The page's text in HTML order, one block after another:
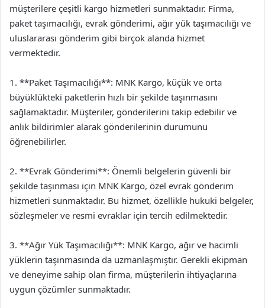
müşterilere çeşitli kargo hizmetleri sunmaktadır. Firma,
paket taşımacılığı, evrak gönderimi, ağır yük taşımacılığı ve
uluslararası gönderim gibi birçok alanda hizmet
vermektedir.
1. **Paket Taşımacılığı**: MNK Kargo, küçük ve orta
büyüklükteki paketlerin hızlı bir şekilde taşınmasını
sağlamaktadır. Müşteriler, gönderilerini takip edebilir ve
anlık bildirimler alarak gönderilerinin durumunu
öğrenebilirler.
2. **Evrak Gönderimi**: Önemli belgelerin güvenli bir
şekilde taşınması için MNK Kargo, özel evrak gönderim
hizmetleri sunmaktadır. Bu hizmet, özellikle hukuki belgeler,
sözleşmeler ve resmi evraklar için tercih edilmektedir.
3. **Ağır Yük Taşımacılığı**: MNK Kargo, ağır ve hacimli
yüklerin taşınmasında da uzmanlaşmıştır. Gerekli ekipman
ve deneyime sahip olan firma, müşterilerin ihtiyaçlarına
uygun çözümler sunmaktadır.